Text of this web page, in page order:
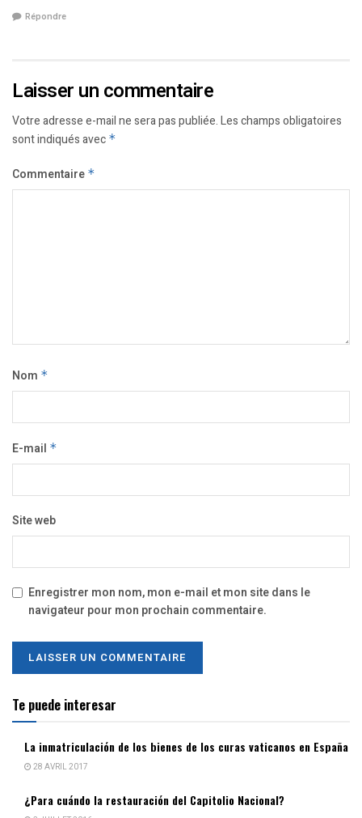
Répondre
Laisser un commentaire
Votre adresse e-mail ne sera pas publiée.Les champs obligatoires
sont indiqués avec *
Commentaire *
Nom *
E-mail *
Site web
Enregistrer mon nom, mon e-mail et mon site dans le
navigateur pour mon prochain commentaire.
Te puede interesar
La inmatriculación de los bienes de los curas vaticanos en España
28 AVRIL 2017
¿Para cuándo la restauración del Capitolio Nacional?